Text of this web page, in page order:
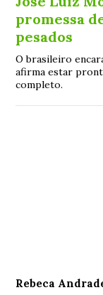
promessa
pesados
O brasileiro
afirma estar
completo.
Rebeca